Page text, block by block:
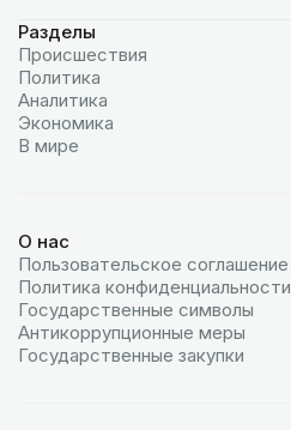
Разделы
Происшествия
Политика
Аналитика
Экономика
В мире
О нас
Пользовательское соглашение
Политика конфиденциальности
Государственные символы
Антикоррупционные меры
Государственные закупки